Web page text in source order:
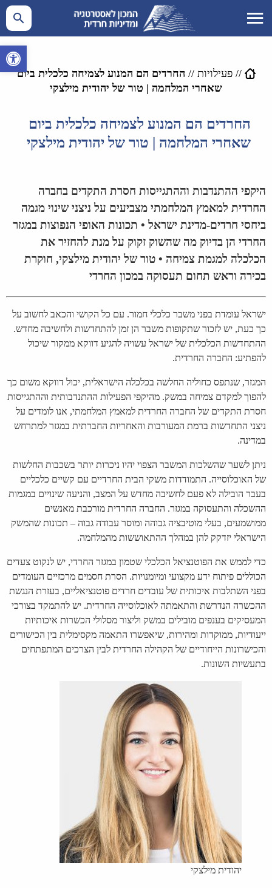
פתח
//פעילויות // החרדים הם המנוע לצמיחה כלכלית ביום
שאחרי המלחמה | טור של יהודית מילצקי
החרדים הם המנוע לצמיחה כלכלית ביום
שאחרי המלחמה | טור של יהודית מילצקי
היקפי ההתנדבות וההתגייסות חסרת התקדים בחברה
החרדית למאמץ המלחמתי מצביעים על ניצני שינוי מגמה
ביחסי חרדים-מדינת ישראל • תכונות האופי הנפוצות במגזר
החרדי הן בדיוק מה שהשוק זקוק על מנת להחזיר את
הכלכלה למגמת צמיחה • טור של יהודית מילצקי, חוקרת
בכירה וראש תחום תעסוקה במכון החרדי
ישראל עומדת בפני משבר כלכלי חמור. עם כל הקושי והכאב לחשוב על
כך כעת, יש לזכור שתקופות משבר הן זמן להתחדשות ולחשיבה מחדש.
ההתחדשות הכלכלית של ישראל עשויה להגיע דווקא ממקור שיכול
להפתיע: החברה החרדית.
המגזר, שנתפס כחוליה החלשה בכלכלה הישראלית, יכול דווקא משום כך
להפוך למקדם צמיחה במשק. מהיקפי הפעילות ההתנדבותית וההתגייסות
חסרת התקדים של החברה החרדית למאמץ המלחמתי, אנו לומדים על
ניצני התחדשות ברמת המעורבות והאחריות החברתית במגזר למתרחש
במדינה.
ניתן לשער שהשלכות המשבר הצפוי יהיו ניכרות יותר בשכבות החלשות
של האוכלוסייה. התמודדות משקי הבית החרדיים עם קשיים כלכליים
בעבר הובילה לא פעם לחשיבה מחדש על המצב, והניעה שינויים במגמות
ההשכלה והתעסוקה במגזר. החברה החרדית מורכבת מאנשים
ממושמעים, בעלי מוטיבציה גבוהה ומוסר עבודה גבוה – תכונות שהמשק
הישראלי יזדקק להן במהלך ההתאוששות מהמלחמה.
כדי לממש את הפוטנציאל הכלכלי שטמון במגזר החרדי, יש לנקוט צעדים
הכוללים פיתוח ידע מקצועי ומיומנויות. הסרת חסמים מרכזיים העומדים
בפני השתלבות איכותית של עובדים חרדים פוטנציאליים, בעזרת הנגשת
ההכשרה הנדרשת והתאמתה לאוכלוסייה החרדית. יש להתמקד בצורכי
המעסיקים בענפים מובילים במשק וליצור מסלולי הכשרות איכותיות
ייעודיות, ממוקדות ומהירות, שיאפשרו התאמה מקסימלית בין הכישורים
והכישרונות הייחודיים של הקהילה החרדית לבין הצרכים המתפתחים
בתעשיות השונות.
יהודית מילצקי